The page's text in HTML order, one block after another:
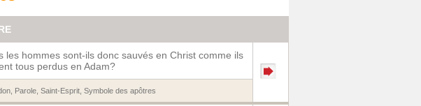
les hommes sont-ils donc sauvés en Christ comme ils
tous perdus en Adam?
, Parole, Saint-Esprit, Symbole des apôtres